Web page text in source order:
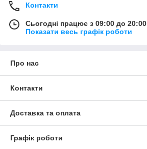
Контакти
Сьогодні працює з 09:00 до 20:00
Показати весь графік роботи
Про нас
Контакти
Доставка та оплата
Графік роботи